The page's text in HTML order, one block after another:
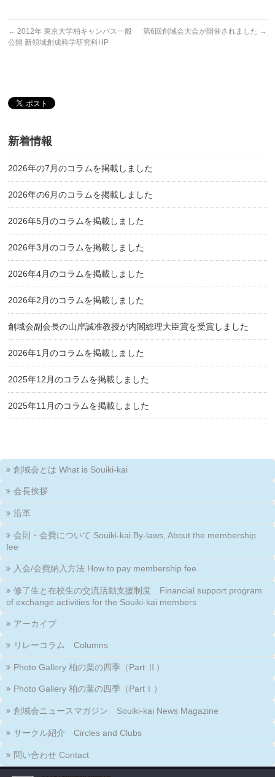
← 2012年 東京大学柏キャンパス一般
公開 新領域創成科学研究科HP
第6回創域会大会が開催されました →
新着情報
2026年の7月のコラムを掲載しました
2026年の6月のコラムを掲載しました
2026年5月のコラムを掲載しました
2026年3月のコラムを掲載しました
2026年4月のコラムを掲載しました
2026年2月のコラムを掲載しました
創域会副会長の山岸誠准教授が内閣総理大臣賞を受賞しました
2026年1月のコラムを掲載しました
2025年12月のコラムを掲載しました
2025年11月のコラムを掲載しました
創域会とは What is Souiki-kai
会長挨拶
沿革
会則・会費について Souiki-kai By-laws, About the membership
fee
入会/会費納入方法 How to pay membership fee
修了生と在校生の交流活動支援制度 Financial support program
of exchange activities for the Souiki-kai members
アーカイブ
リレーコラム Columns
Photo Gallery 柏の葉の四季（Part Ⅱ）
Photo Gallery 柏の葉の四季（PartⅠ）
創域会ニュースマガジン Souiki-kai News Magazine
サークル紹介 Circles and Clubs
問い合わせ Contact